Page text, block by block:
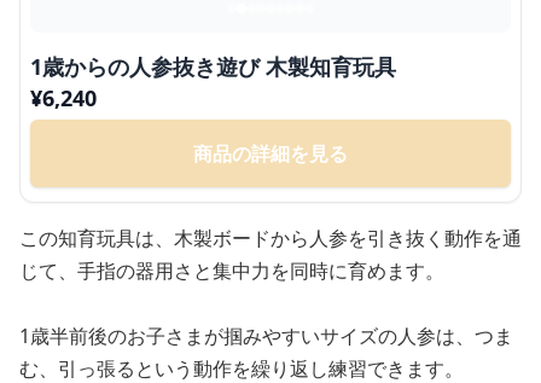
1歳からの人参抜き遊び 木製知育玩具
¥6,240
商品の詳細を見る
この知育玩具は、木製ボードから人参を引き抜く動作を通
じて、手指の器用さと集中力を同時に育めます。
1歳半前後のお子さまが掴みやすいサイズの人参は、つま
む、引っ張るという動作を繰り返し練習できます。